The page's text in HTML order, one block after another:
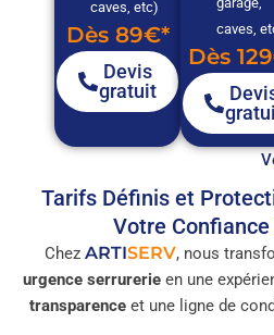
caves, etc)
Dès 89€*
Devis
gratuit
caves,
Dès
Tarifs Définis et
Votre
Chez ARTISERV, nous
urgence serrurerie en une
transparence et une ligne de